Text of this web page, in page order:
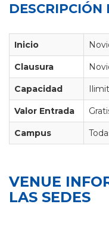
DESCRIPCIÓN
Inicio
Clausura
Capacidad
Valor Entrada
Campus
VENUE
LAS SEDES